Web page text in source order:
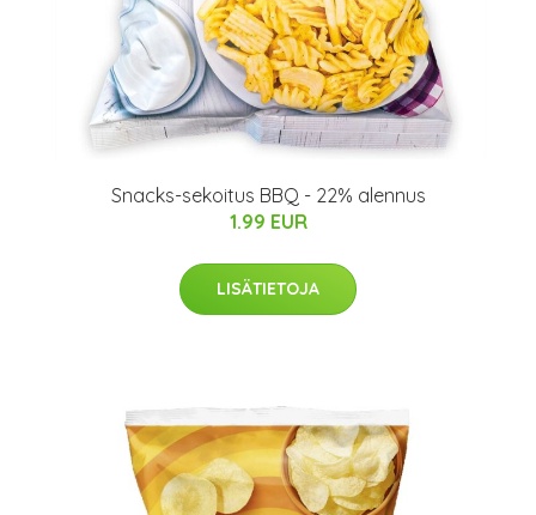
Snacks-sekoitus BBQ - 22% alennus
1.99 EUR
LISÄTIETOJA